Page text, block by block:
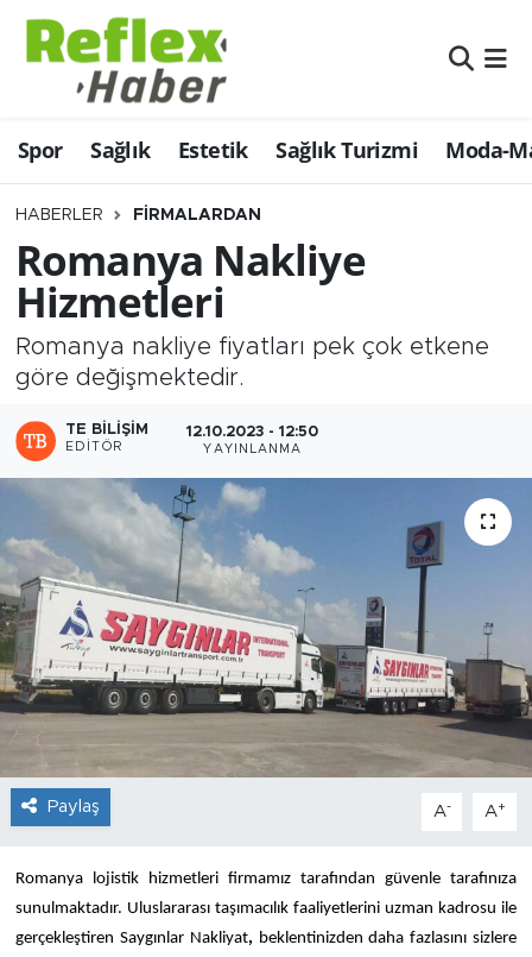
Spor Sağlık Estetik Sağlık Turizmi Moda-
HABERLER FIRMALARDAN
Romanya Nakliye
Hizmetleri
Romanya nakliye fiyatları pek çok etkene
göre değişmektedir.
TE BILIŞIM
EDITÖR
12.10.2023 - 12:50
YAYINLANMA
Paylaş A- A+
Romanya lojistik hizmetleri firmamız tarafından güvenle tarafınıza
sunulmaktadır. Uluslararası taşımacılık faaliyetlerini uzman kadrosu ile
gerçekleştiren Saygınlar Nakliyat, beklentinizden daha fazlasını sizlere
Eğitim
Estetik
Firmalardan
Güncel
İş ve Ekonomi
Moda-Magazin-Eğlence
Sağlık
Sağlık Turizmi
Sanat
Spor
Teknoloji
Nöbetçi Eczaneler
Hava Durumu
Namaz Vakitleri
Trafik Durumu
Şampiyonlar Ligi Puan Durumu ve Fikstür
Tüm Manşetler
Son Dakika Haberleri
Haber Arşivi